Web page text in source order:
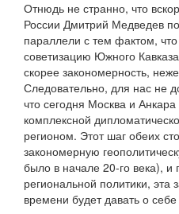
Отнюдь не странно, что
России Дмитрий Медведев
параллели с тем фактом,
советизацию Южного
скорее закономерность,
Следовательно, для нас не
что сегодня Москва и
комплексной
регионом. Этот шаг обеих
закономерную
было в начале 20-го века), и
региональной политики, эта
времени будет давать о себе